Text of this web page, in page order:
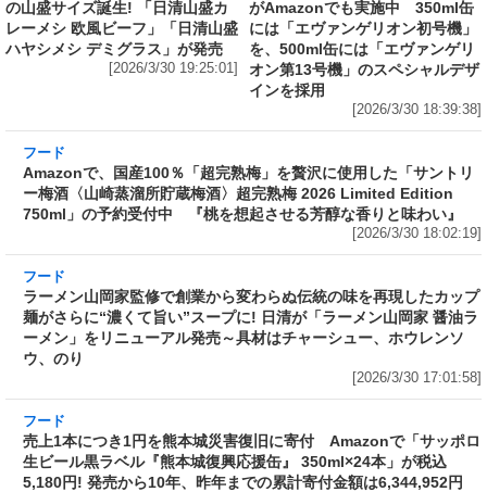
の山盛サイズ誕生! 「日清山盛カ
レーメシ 欧風ビーフ」「日清山盛
ハヤシメシ デミグラス」が発売
[2026/3/30 19:25:01]
がAmazonでも実施中 350ml缶
には「エヴァンゲリオン初号機」
を、500ml缶には「エヴァンゲリ
オン第13号機」のスペシャルデザ
インを採用
[2026/3/30 18:39:38]
Amazonで、国産100％「超完熟梅」を贅沢に使
用した「サントリー梅酒〈山崎蒸溜所貯蔵梅
酒〉超完熟梅 2026 Limited Edition 750ml」の
予約受付中 『桃を想起させる芳醇な香りと味
わい』
フード
ラーメン山岡家監修で創業から変わらぬ伝統の
ープに! 日清が「ラーメン山岡家 醤油ラーメ
ン」をリニューアル発売～具材はチャーシュ
[2026/3/30 17:01:58]
フード